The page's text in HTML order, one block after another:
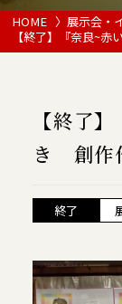
開館カ
ご利用
当館に
当館
メデ
HOME 展示会・
【終了】『奈良~
【終了
き 創作
終了